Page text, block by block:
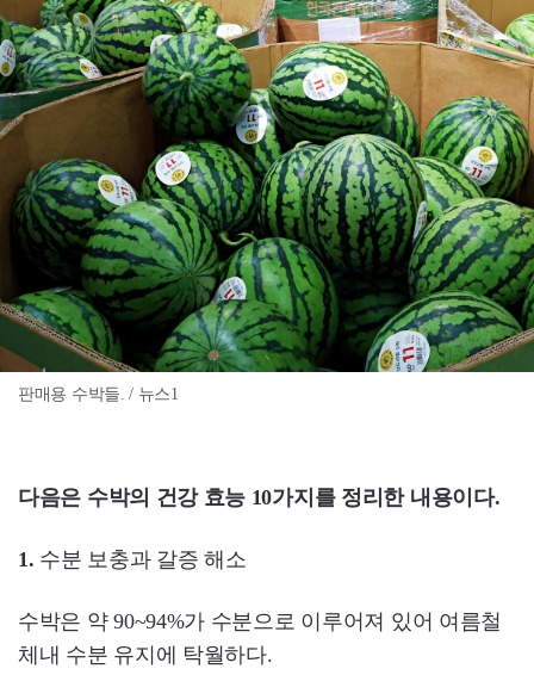
판매용 수박들. / 뉴스1
다음은 수박의 건강 효능 10가지를 정리한 내용이다.
1. 수분 보충과 갈증 해소
수박은 약 90~94%가 수분으로 이루어져 있어 여름철
체내 수분 유지에 탁월하다.